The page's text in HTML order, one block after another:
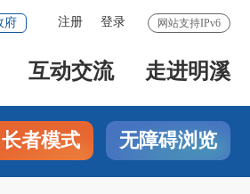
网站支持IPv6
注册 登录
府
互动交流 走进明溪
长者模式 无障碍浏览